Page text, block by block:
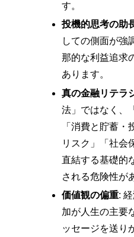
す。
投機的思考の助
しての側面が強
那的な利益追求
あります。
真の金融リテラ
法」ではなく、
「消費と貯蓄
リスク」「社会
直結する基礎的
される危険性が
価値観の偏重:
加が人生の主要
ッセージを送り